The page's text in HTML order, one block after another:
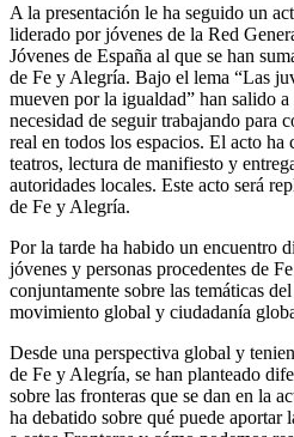
A la presentación le ha seguido un
liderado por jóvenes de la Red
Jóvenes de España al que se han
de Fe y Alegría. Bajo el lema “Las
mueven por la igualdad” han salido
necesidad de seguir trabajando para
real en todos los espacios. El acto
teatros, lectura de manifiesto y
autoridades locales. Este acto será
de Fe y Alegría.
Por la tarde ha habido un encuentro
jóvenes y personas procedentes de
conjuntamente sobre las temáticas
movimiento global y ciudadanía
Desde una perspectiva global y
de Fe y Alegría, se han planteado
sobre las fronteras que se dan en la
ha debatido sobre qué puede